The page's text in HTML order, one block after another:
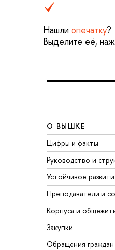
Нашли опечатку?
Выделите её,
О ВЫШКЕ
Цифры и факты
Руководство и
Устойчивое
Преподаватели и
Корпуса и
Закупки
Обращения